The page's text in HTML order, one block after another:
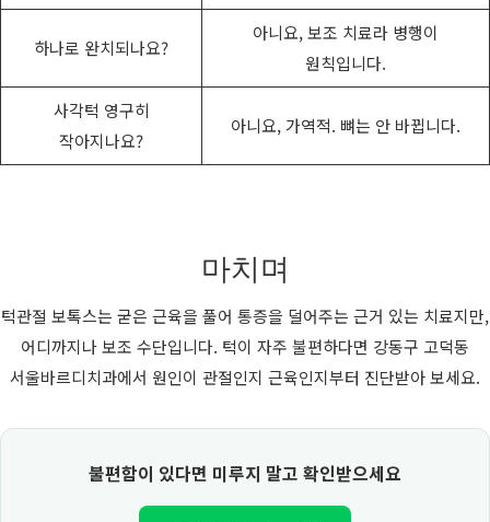
하나로 완치되나요?
아니요, 보조 치료라 병행이
원칙입니다.
사각턱 영구히
작아지나요?
아니요, 가역적. 뼈는 안 바뀝니다.
마치며
턱관절 보톡스는 굳은 근육을 풀어 통증을 덜어주는 근거 있는 치료지만,
어디까지나 보조 수단입니다. 턱이 자주 불편하다면 강동구 고덕동
서울바르디치과에서 원인이 관절인지 근육인지부터 진단받아 보세요.
불편함이 있다면 미루지 말고 확인받으세요